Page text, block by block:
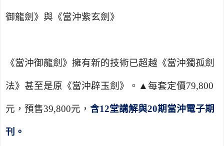
御龍劍》 與 《當沖紫玄劍》
《當沖御龍劍》 擁有新的技術已超越《當沖獨孤劍
法》甚至是原《當沖辟玉劍》。▲每套定價79,800
元，預售39,800元， 含12堂講解與20期當沖電子期
刊。